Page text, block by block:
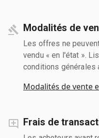
Modalités de
Les offres ne
vendu « en l'état ».
conditions générales
Modalités de vente
Frais de